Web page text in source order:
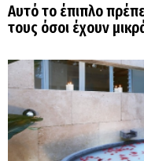
Αυτό το έπιπλο
τους όσοι έχουν